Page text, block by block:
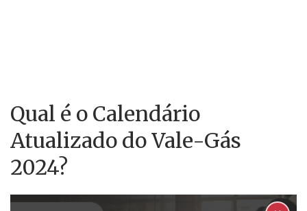
Qual é o Calendário
Atualizado do Vale-Gás
2024?